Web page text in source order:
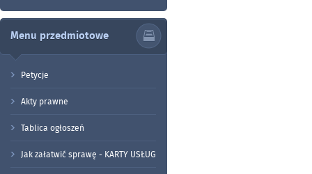
Menu przedmiotowe
Petycje
Akty prawne
Tablica ogłoszeń
Jak załatwić sprawę - KARTY USŁUG